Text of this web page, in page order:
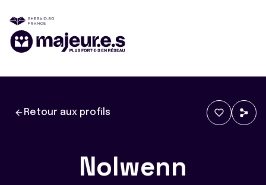
Retour aux profils
Nolwenn